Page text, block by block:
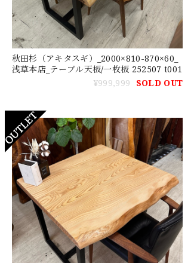
秋田杉（アキタスギ）_2000×810-870×60_
浅草本店_テーブル天板/一枚板 252507 t001
¥999,999
SOLD OUT